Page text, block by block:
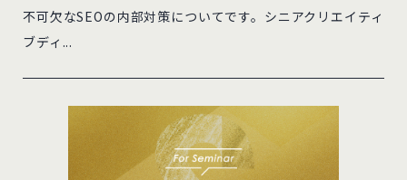
不可欠なSEOの内部対策についてです。シニアクリエイティ
ブディ...